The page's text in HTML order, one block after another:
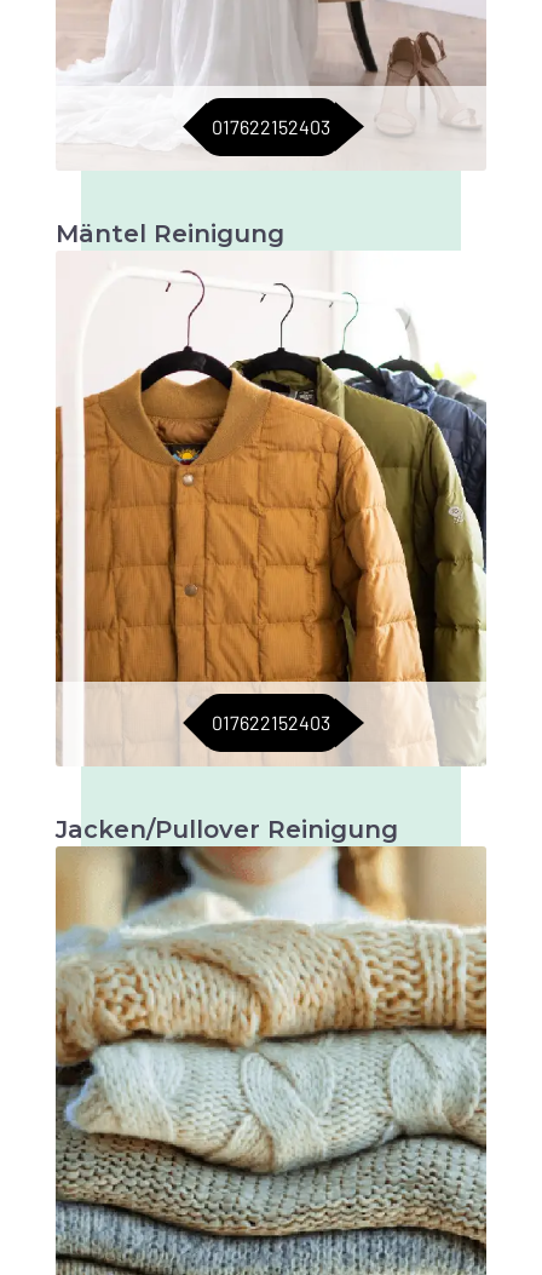
017622152403
Mäntel Reinigung
Professionelle Reinigung für Ihre Mäntel, um
sie frisch und makellos zu halten. Ideal für alle
Jahreszeiten.
017622152403
Jacken/Pullover Reinigung
Sorgfältige Reinigung, um Jacken und
Pullover in bestem Zustand zu halten.
Langlebigkeit garantiert.